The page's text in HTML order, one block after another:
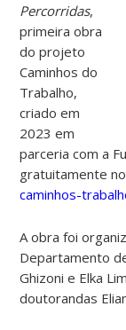
Percorridas,
primeira obra
do projeto
Caminhos do
Trabalho,
criado em
2023 em
parceria com a
gratuitamente
caminhos-
A obra foi
Departamento
Ghizoni e Elka
doutorandas